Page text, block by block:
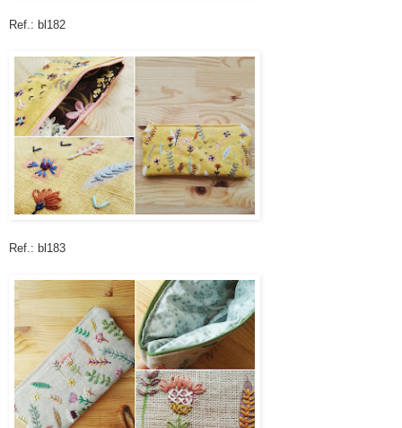
Ref.: bl182
Ref.: bl183